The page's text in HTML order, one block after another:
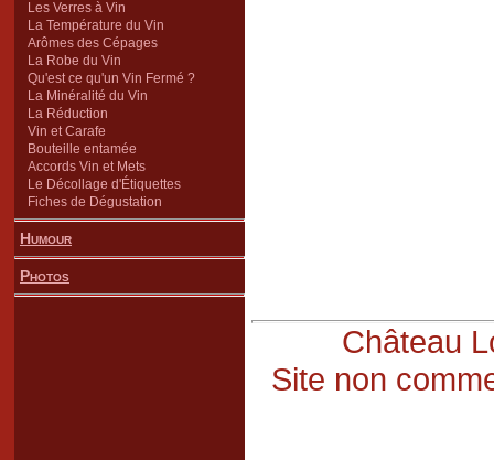
Les Verres à Vin
La Température du Vin
Arômes des Cépages
La Robe du Vin
Qu'est ce qu'un Vin Fermé ?
La Minéralité du Vin
La Réduction
Vin et Carafe
Bouteille entamée
Accords Vin et Mets
Le Décollage d'Étiquettes
Fiches de Dégustation
Humour
Photos
Château
Site non